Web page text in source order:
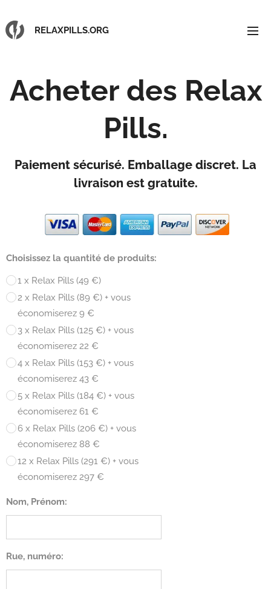
RELAXPILLS.ORG
Acheter des Relax
Pills.
Paiement sécurisé. Emballage discret. La
livraison est gratuite.
Choisissez la quantité de produits:
1 x Relax Pills (49 €)
2 x Relax Pills (89 €) + vous
économiserez 9 €
3 x Relax Pills (125 €) + vous
économiserez 22 €
4 x Relax Pills (153 €) + vous
économiserez 43 €
5 x Relax Pills (184 €) + vous
économiserez 61 €
6 x Relax Pills (206 €) + vous
économiserez 88 €
12 x Relax Pills (291 €) + vous
économiserez 297 €
Nom, Prénom:
Rue, numéro: